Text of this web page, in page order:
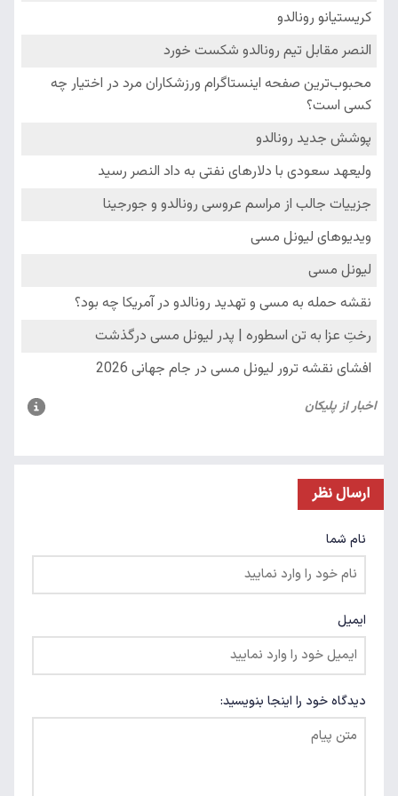
ارسال نظر
نام شما
ایمیل
دیدگاه خود را اینجا بنویسید: